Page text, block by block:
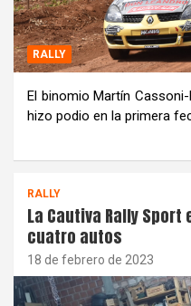
RALLY
El binomio Martín
hizo podio en la primera
RALLY
La Cautiva Rally
cuatro autos
18 de febrero de 2023